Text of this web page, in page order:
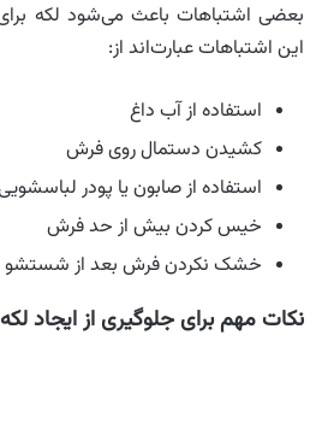
بعضی اشتباهات باعث می‌شود لکه
این اشتباهات عبارت‌‌اند از:
استفاده از آب داغ
کشیدن دستمال روی فرش
استفاده از صابون یا پودر
خیس کردن بیش از حد فرش
خشک نکردن فرش بعد از شستشو
نکات مهم برای جلوگیری از ایجاد